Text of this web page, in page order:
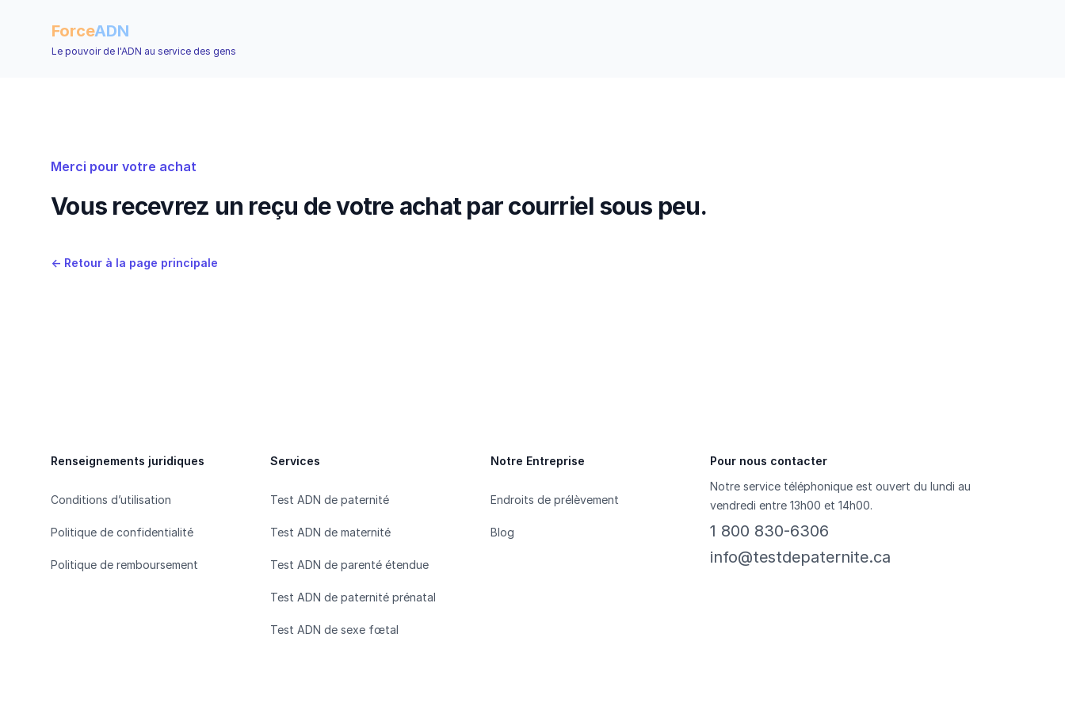
ForceADN
Le pouvoir de l'ADN au service des gens
Merci pour votre achat
Vous recevrez un reçu de votre achat par courriel sous peu.
← Retour à la page principale
Renseignements juridiques
Conditions d’utilisation
Politique de confidentialité
Politique de remboursement
Services
Test ADN de paternité
Test ADN de maternité
Test ADN de parenté étendue
Test ADN de paternité prénatal
Test ADN de sexe fœtal
Notre Entreprise
Endroits de prélèvement
Blog
Pour nous contacter
Notre service téléphonique est ouvert du lundi au
vendredi entre 13h00 et 14h00.
1 800 830-6306
info@testdepaternite.ca